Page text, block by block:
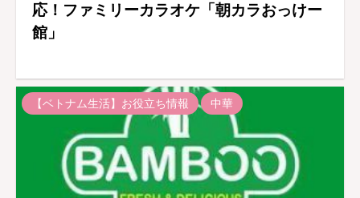
応！ファミリーカラオケ「朝カラおっけー
館」
【ベトナム生活】お役立ち情報 中華